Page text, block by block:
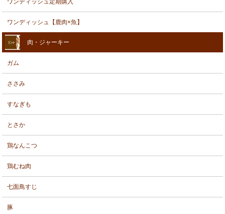
ワンディッシュ定期購入
ワンディッシュ【鹿肉×魚】
肉・ジャーキー
ガム
ささみ
すなぎも
とさか
鶏なんこつ
鶏むね肉
七面鳥すじ
豚